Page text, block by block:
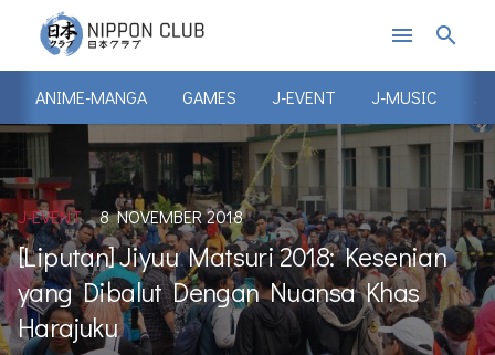
menu search
ANIME-MANGA GAMES J-EVENT J-MUSIC J-
J-EVENT 8 NOVEMBER 2018
[Liputan] Jiyuu Matsuri 2018: Kesenian
yang Dibalut Dengan Nuansa Khas
Harajuku